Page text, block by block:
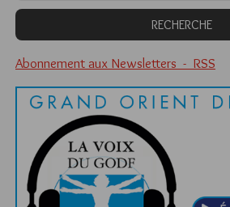
Abonnement aux Newsletters - RSS